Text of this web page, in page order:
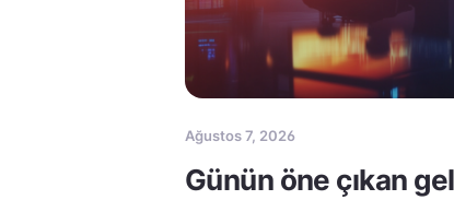
Ağustos 7, 2026
Günün öne çıkan